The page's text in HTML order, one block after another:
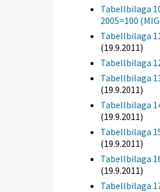
Tabellbilaga
2005=100
Tabellbilaga
(19.9.2011)
Tabellbilaga
Tabellbilaga
(19.9.2011)
Tabellbilaga
(19.9.2011)
Tabellbilaga
(19.9.2011)
Tabellbilaga
(19.9.2011)
Tabellbilaga